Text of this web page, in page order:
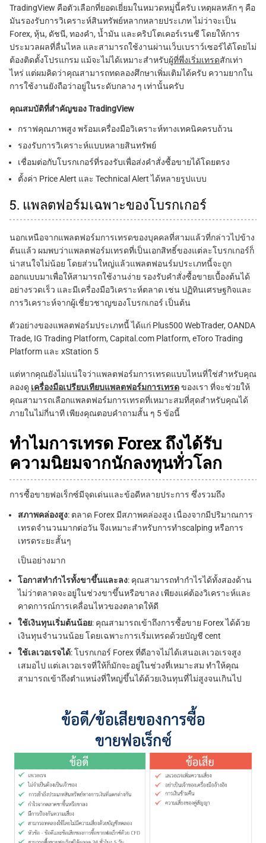
TradingView คือตัวเลือกที่ยอดเยี่ยมในหมวดหมู่นี้ครับ เหตุผลหลัก ๆ คือ
มันรองรับการวิเคราะห์สินทรัพย์หลากหลายประเภท ไม่ว่าจะเป็น
Forex, หุ้น, ดัชนี, ทองคำ, น้ำมัน และคริปโตเคอร์เรนซี โดยให้การ
ประมวลผลที่ลื่นไหล และสามารถใช้งานผ่านเว็บเบราว์เซอร์ได้โดยไม่
ต้องติดตั้งโปรแกรม แม้จะไม่ได้เหมาะสำหรับผู้ที่พึ่งเริ่มเทรดสักเท่า
ไหร่ แต่ผมคิดว่าคุณสามารถทดลองศึกษาเพิ่มเติมได้ครับ ความยากใน
การใช้งานยังถือว่าอยู่ในระดับกลาง ๆ เท่านั้นครับ
คุณสมบัติที่สำคัญของ TradingView
กราฟคุณภาพสูง พร้อมเครื่องมือวิเคราะห์ทางเทคนิคครบถ้วน
รองรับการวิเคราะห์แบบหลายสินทรัพย์
เชื่อมต่อกับโบรกเกอร์ที่รองรับเพื่อส่งคำสั่งซื้อขายได้โดยตรง
ตั้งค่า Price Alert และ Technical Alert ได้หลายรูปแบบ
5. แพลตฟอร์มเฉพาะของโบรกเกอร์
นอกเหนือจากแพลตฟอร์มการเทรดของบุคคลที่สามแล้วที่กล่าวไปข้าง
ต้นแล้ว ผมพบว่าแพลตฟอร์มเทรดที่เป็นเอกสิทธิ์ของแต่ละโบรกเกอร์ก็
น่าสนใจไม่น้อย โดยส่วนใหญ่แล้วแพลตฟอนร์มประเภทนี้จะถูก
ออกแบบมาเพื่อให้สามารถใช้งานง่าย รองรับคำสั่งซื้อขายเบื้องต้นได้
อย่างรวดเร็ว และมีเครื่องมือวิเคราะห์ตลาด เช่น ปฏิทินเศรษฐกิจและ
การวิเคราะห์จากผู้เชี่ยวชาญของโบรกเกอร์ เป็นต้น
ตัวอย่างของแพลตฟอร์มประเภทนี้ ได้แก่ Plus500 WebTrader, OANDA
Trade, IG Trading Platform, Capital.com Platform, eToro Trading
Platform และ xStation 5
แต่หากคุณยังไม่แน่ใจว่าแพลตฟอร์มการเทรดแบบไหนที่ใช่สำหรับคุณ
ลองดู เครื่องมือเปรียบเทียบแพลตฟอร์มการเทรดของเรา ที่จะช่วยให้
คุณสามารถเลือกแพลตฟอร์มการเทรดที่เหมาะสมที่สุดสำหรับคุณได้
ภายในไม่กี่นาที เพียงคุณตอบคำถามสั้น ๆ 5 ข้อนี้
ทำไมการเทรด Forex ถึงได้รับ
ความนิยมจากนักลงทุนทั่วโลก
การซื้อขายฟอเร็กซ์มีจุดเด่นและข้อดีหลายประการ ซึ่งรวมถึง
สภาพคล่องสูง: ตลาด Forex มีสภาพคล่องสูง เนื่องจากมีปริมาณการ
เทรดจำนวนมากต่อวัน จึงเหมาะสำหรับการทำscalping หรือการ
เทรดระยะสั้นๆ
เป็นอย่างมาก
โอกาสทำกำไรทั้งขาขึ้นและลง: คุณสามารถทำกำไรได้ทั้งสองด้าน
ไม่ว่าตลาดจะอยู่ในช่วงขาขึ้นหรือขาลง เพียงแค่ต้องวิเคราะห์และ
คาดการณ์การเคลื่อนไหวของตลาดให้ดี
ใช้เงินทุนเริ่มต้นน้อย: คุณสามารถเข้าถึงการซื้อขาย Forex ได้ด้วย
เงินทุนจำนวนน้อย โดยเฉพาะการเริ่มเทรดด้วยบัญชี cent
ใช้เลเวอเรจได้:โบรกเกอร์ Forex ที่ดีอาจไม่ได้เสนอเลเวอเรจสูง
เสมอไป แต่เลเวอเรจที่ให้ก็มักจะอยู่ในช่วงที่เหมาะสม ทำให้คุณ
สามารถเข้าถึงตำแหน่งที่ใหญ่ขึ้นได้ด้วยเงินทุนที่ไม่สูงจนเกินไป